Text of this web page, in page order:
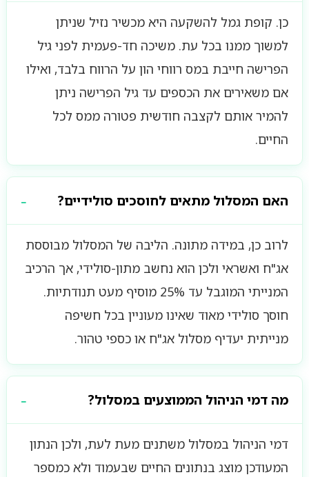
כן. קופת גמל להשקעה היא מכשיר נזיל שניתן
למשוך ממנו בכל עת. משיכה חד-פעמית לפני גיל
הפרישה חייבת במס רווחי הון על הרווח בלבד, ואילו
אם משאירים את הכספים עד גיל הפרישה ניתן
להמיר אותם לקצבה חודשית פטורה ממס לכל
החיים.
האם המסלול מתאים לחוסכים סולידיים?
לרוב כן, במידה מתונה. הליבה של המסלול מבוססת
אג"ח ואשראי ולכן הוא נחשב מתון-סולידי, אך הרכיב
המנייתי המוגבל עד 25% מוסיף מעט תנודתיות.
חוסך סולידי מאוד שאינו מעוניין בכל חשיפה
מנייתית יעדיף מסלול אג"ח או כספי טהור.
מה דמי הניהול הממוצעים במסלול?
דמי הניהול במסלול משתנים מעת לעת, ולכן הנתון
המעודכן מוצג בנתונים החיים שבעמוד ולא כמספר